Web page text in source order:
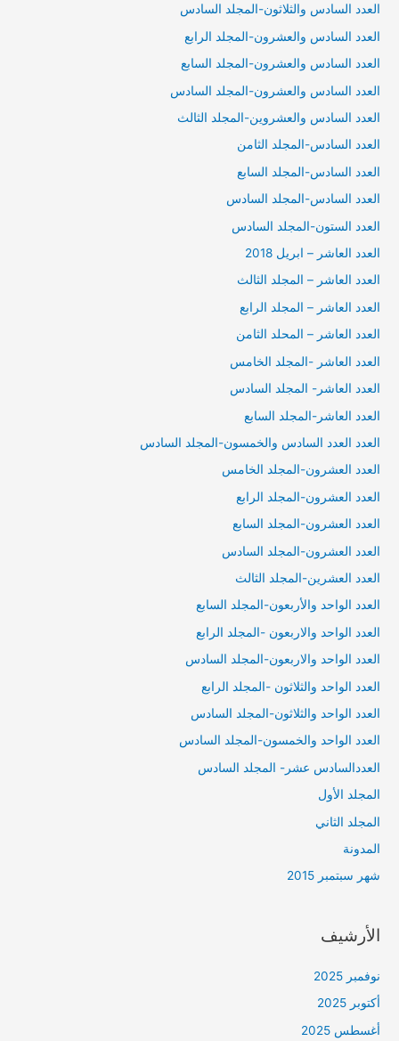
العدد السادس والثلاثون-المجلد السادس
العدد السادس والعشرون-المجلد الرابع
العدد السادس والعشرون-المجلد السابع
العدد السادس والعشرون-المجلد السادس
العدد السادس والعشروين-المجلد الثالث
العدد السادس-المجلد الثامن
العدد السادس-المجلد السابع
العدد السادس-المجلد السادس
العدد الستون-المجلد السادس
العدد العاشر – ابريل 2018
العدد العاشر – المجلد الثالث
العدد العاشر – المجلد الرابع
العدد العاشر – المحلد الثامن
العدد العاشر -المجلد الخامس
العدد العاشر- المجلد السادس
العدد العاشر-المجلد السابع
العدد العدد السادس والخمسون-المجلد السادس
العدد العشرون-المجلد الخامس
العدد العشرون-المجلد الرابع
العدد العشرون-المجلد السابع
العدد العشرون-المجلد السادس
العدد العشرين-المجلد الثالث
العدد الواحد والأربعون-المجلد السابع
العدد الواحد والاربعون -المجلد الرابع
العدد الواحد والاربعون-المجلد السادس
العدد الواحد والثلاثون -المجلد الرابع
العدد الواحد والثلاثون-المجلد السادس
العدد الواحد والخمسون-المجلد السادس
العددالسادس عشر- المجلد السادس
المجلد الأول
المجلد الثاني
المدونة
شهر سبتمبر 2015
الأرشيف
نوفمبر 2025
أكتوبر 2025
أغسطس 2025